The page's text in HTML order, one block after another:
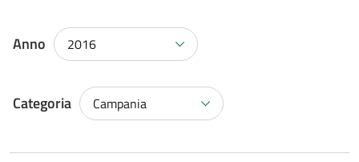
Anno 2016
Categoria Campania